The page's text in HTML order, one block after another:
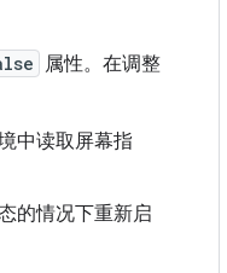
属性。在调整
中读取屏幕指
的情况下重新启